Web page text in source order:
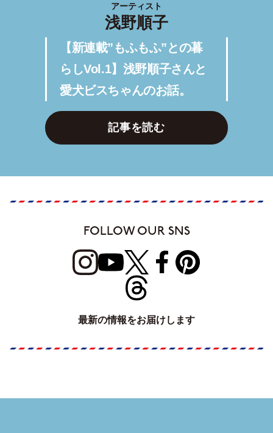
アーティスト
浅野順子
【新連載”もふもふ”との暮
らしVol.1】浅野順子さんと
愛犬ビスちゃんのお話。
記事を読む
FOLLOW OUR SNS
最新の情報をお届けします